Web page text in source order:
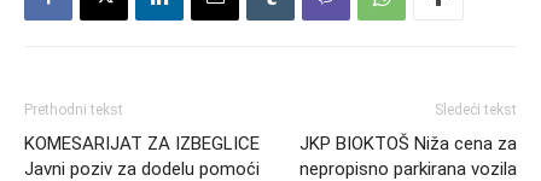
Prethodni tekst
KOMESARIJAT ZA IZBEGLICE
Javni poziv za dodelu pomoći
Sledeći tekst
JKP BIOKTOŠ Niža cena za
nepropisno parkirana vozila